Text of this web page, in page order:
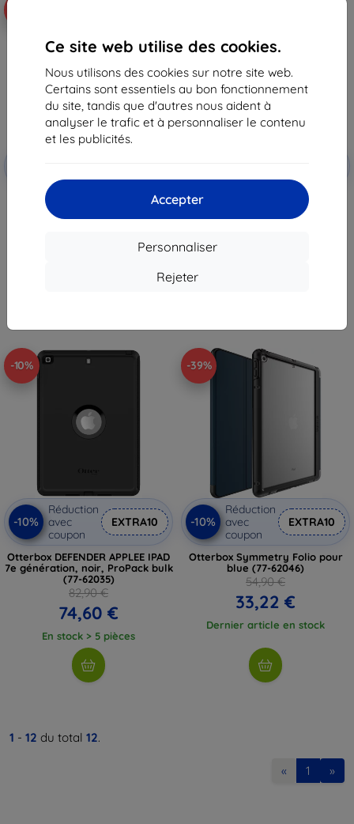
Ce site web utilise des cookies.
Nous utilisons des cookies sur notre site web.
Certains sont essentiels au bon fonctionnement
du site, tandis que d'autres nous aident à
analyser le trafic et à personnaliser le contenu
et les publicités.
Accepter
Personnaliser
Rejeter
coupon
3MK Soft Tablet housse iPad
10,2" 7/8/9 gen noir
coupon
OTTERBOX EZGRAB APPLE
IPAD/8. /7. GEN GALAXY RUNNER
BLEU CLAIR (77-83271)
-10%
-10%
Réduction
avec
coupon
EXTRA10
Otterbox DEFENDER APPLEE IPAD
7e génération, noir, ProPack bulk
(77-62035)
82,90 €
74,60 €
En stock > 5 pièces
-39%
-10%
Réduction
avec
coupon
EXTRA10
Otterbox Symmetry Folio pour
blue (77-62046)
54,90 €
33,22 €
Dernier article en stock
1 - 12 du total 12.
« 1 »